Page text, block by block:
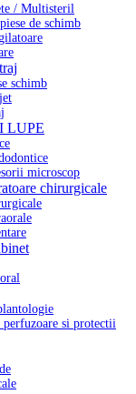
/ Multisteril
de schimb
schimb
LUPE
microscop
chirurgicale
si protectii